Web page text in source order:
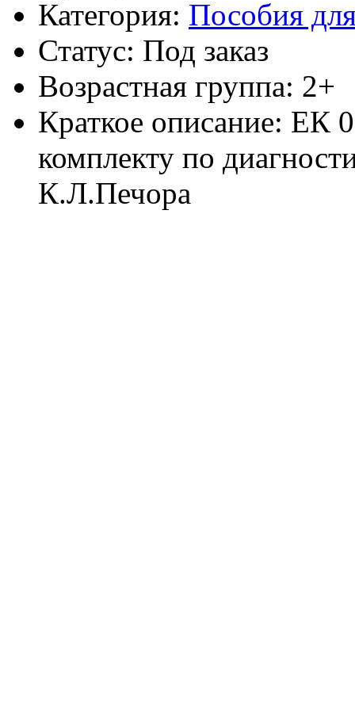
Категория: Пособия
Статус: Под заказ
Возрастная группа: 2+
Краткое описание: ЕК
комплекту по
К.Л.Печора